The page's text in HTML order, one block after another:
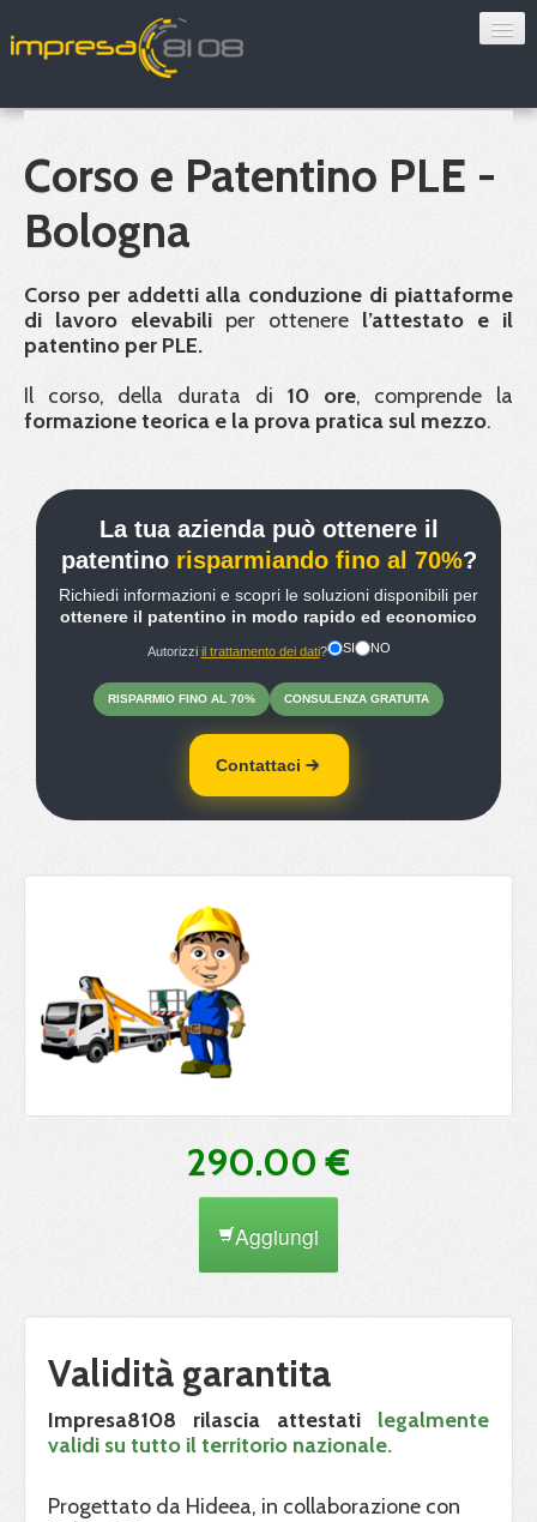
Sorveglianza sanitaria
Convenzioni
Chi siamo
Corso e Patentino PLE -
Bologna
Corso per addetti alla conduzione di piattaforme
di lavoro elevabili per ottenere l’attestato e il
patentino per PLE.
Il corso, della durata di 10 ore, comprende la
formazione teorica e la prova pratica sul mezzo.
La tua azienda può ottenere il
patentino risparmiando fino al 70%?
Richiedi informazioni e scopri le soluzioni disponibili per
ottenere il patentino in modo rapido ed economico
Autorizzi il trattamento dei dati? SI NO
RISPARMIO FINO AL 70% CONSULENZA GRATUITA
Contattaci
290.00 €
Aggiungi
Validità garantita
Impresa8108 rilascia attestati legalmente
validi su tutto il territorio nazionale.
Progettato da Hideea, in collaborazione con